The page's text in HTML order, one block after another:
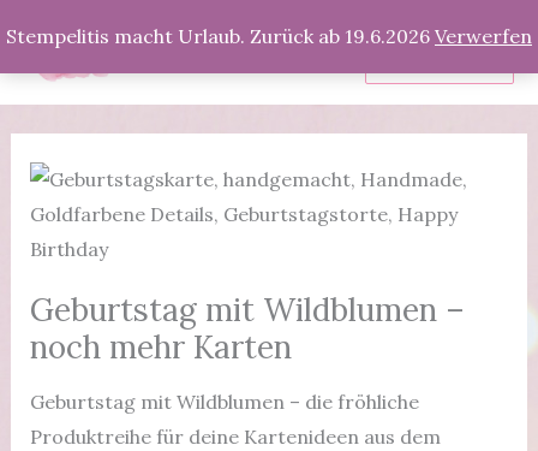
Stempelitis macht Urlaub. Zurück ab 19.6.2026 Verwerfen
Inhalt
springen
Produkte
Geburtstag mit Wildblumen –
noch mehr Karten
Geburtstag mit Wildblumen – die fröhliche
Produktreihe für deine Kartenideen aus dem